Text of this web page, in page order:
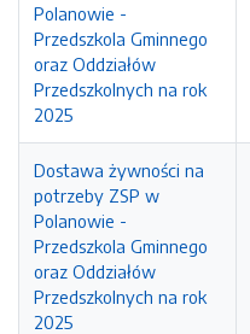
Polanowie -
Przedszkola Gminnego
oraz Oddziałów
Przedszkolnych na rok
2025
Dostawa żywności na
potrzeby ZSP w
Polanowie -
Przedszkola Gminnego
oraz Oddziałów
Przedszkolnych na rok
2025